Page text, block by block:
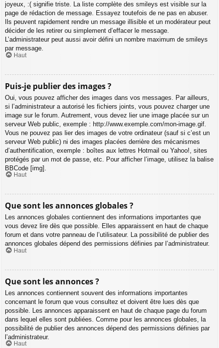
joyeux, :( signifie triste. La liste complète des smileys est visible sur la
page de rédaction de message. Essayez toutefois de ne pas en abuser.
Ils peuvent rapidement rendre un message illisible et un modérateur peut
décider de les retirer ou simplement d’effacer le message.
L’administrateur peut aussi avoir défini un nombre maximum de smileys
par message.
Haut
Puis-je publier des images ?
Oui, vous pouvez afficher des images dans vos messages. Par ailleurs,
si l’administrateur a autorisé les fichiers joints, vous pouvez charger une
image sur le forum. Autrement, vous devez lier une image placée sur un
serveur Web public, exemple : http://www.exemple.com/mon-image.gif.
Vous ne pouvez pas lier des images de votre ordinateur (sauf si c’est un
serveur Web public) ni des images placées derrière des mécanismes
d’authentification, exemple : boîtes aux lettres Hotmail ou Yahoo!, sites
protégés par un mot de passe, etc. Pour afficher l’image, utilisez la balise
BBCode [img].
Haut
Que sont les annonces globales ?
Les annonces globales contiennent des informations importantes que
vous devez lire dès que possible. Elles apparaissent en haut de chaque
forum et dans votre panneau de l’utilisateur. La possibilité de publier des
annonces globales dépend des permissions définies par l’administrateur.
Haut
Que sont les annonces ?
Les annonces contiennent souvent des informations importantes
concernant le forum que vous consultez et doivent être lues dès que
possible. Les annonces apparaissent en haut de chaque page du forum
dans lequel elles sont publiées. Comme pour les annonces globales, la
possibilité de publier des annonces dépend des permissions définies par
l’administrateur.
Haut